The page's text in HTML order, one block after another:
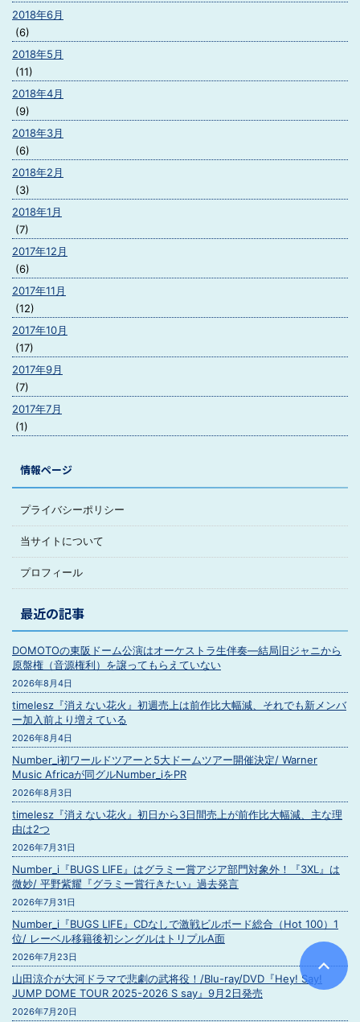
2018年6月
(6)
2018年5月
(11)
2018年4月
(9)
2018年3月
(6)
2018年2月
(3)
2018年1月
(7)
2017年12月
(6)
2017年11月
(12)
2017年10月
(17)
2017年9月
(7)
2017年7月
(1)
情報ページ
プライバシーポリシー
当サイトについて
プロフィール
最近の記事
DOMOTOの東阪ドーム公演はオーケストラ生伴奏―結局旧ジャニから
原盤権（音源権利）を譲ってもらえていない
2026年8月4日
timelesz『消えない花火』初週売上は前作比大幅減、それでも新メンバ
ー加入前より増えている
2026年8月4日
Number_i初ワールドツアーと5大ドームツアー開催決定/ Warner
Music Africaが同グルNumber_iをPR
2026年8月3日
timelesz『消えない花火』初日から3日間売上が前作比大幅減、主な理
由は2つ
2026年7月31日
Number_i『BUGS LIFE』はグラミー賞アジア部門対象外！『3XL』は
微妙/ 平野紫耀『グラミー賞行きたい』過去発言
2026年7月31日
Number_i『BUGS LIFE』CDなしで激戦ビルボード総合（Hot 100）1
位/ レーベル移籍後初シングルはトリプルA面
2026年7月23日
山田涼介が大河ドラマで悲劇の武将役！/Blu-ray/DVD『Hey! Say!
JUMP DOME TOUR 2025-2026 S say』9月2日発売
2026年7月20日